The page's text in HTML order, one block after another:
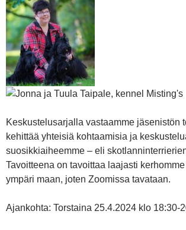
Keskustelusarjalla vastaamme jäsenistön
kehittää yhteisiä kohtaamisia ja
suosikkiaiheemme – eli
Tavoitteena on tavoittaa laajasti
ympäri maan, joten Zoomissa tavataan.
Ajankohta: Torstaina 25.4.2024 klo 18:30-